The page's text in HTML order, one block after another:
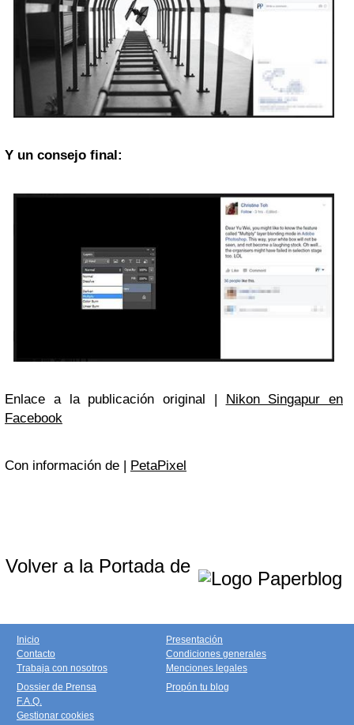
Y un consejo final:
Enlace a la publicación original | Nikon Singapur en
Facebook
Con información de | PetaPixel
Volver a la Portada de
Inicio
Contacto
Trabaja con nosotros
Presentación
Condiciones generales
Menciones legales
Dossier de Prensa
F.A.Q.
Gestionar cookies
Propón tu blog